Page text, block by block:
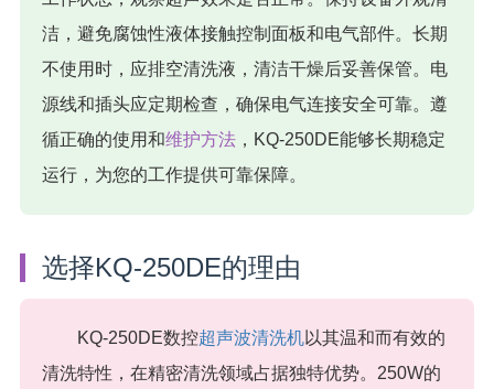
洁，避免腐蚀性液体接触控制面板和电气部件。长期
不使用时，应排空清洗液，清洁干燥后妥善保管。电
源线和插头应定期检查，确保电气连接安全可靠。遵
循正确的使用和维护方法，KQ-250DE能够长期稳定
运行，为您的工作提供可靠保障。
选择KQ-250DE的理由
KQ-250DE数控超声波清洗机以其温和而有效的
清洗特性，在精密清洗领域占据独特优势。250W的